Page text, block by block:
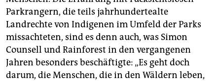
Parkrangern, die teils jahrhundertealte
Landrechte von Indigenen im Umfeld der Parks
missachteten, sind es denn auch, was Simon
Counsell und Rainforest in den vergangenen
Jahren besonders beschäftigte: „Es geht doch
darum, die Menschen, die in den Wäldern leben,